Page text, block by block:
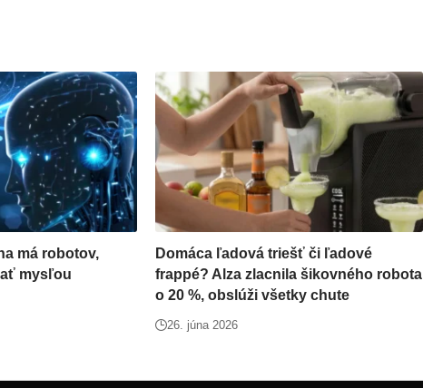
má robotov,
mysľou
Domáca ľadová triešť či ľadové
frappé? Alza zlacnila šikovného robota
o 20 %, obslúži všetky chute
26. júna 2026